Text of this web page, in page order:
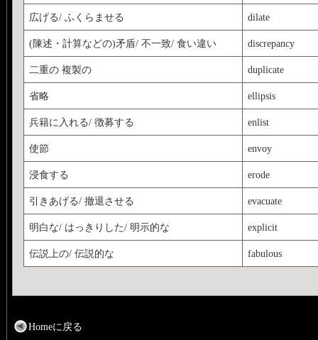
広げる/ ふくらませる dilate
(陳述・計算などの)矛盾/ 不一致/ 食い違い discrepancy
二重の 複製の duplicate
省略 ellipsis
兵籍に入れる/ 徴募する enlist
使節 envoy
浸食する erode
引きあげる/ 撤退させる evacuate
明白な/ はっきりした/ 明示的な explicit
伝説上の/ 伝説的な fabulous
Homeに戻る